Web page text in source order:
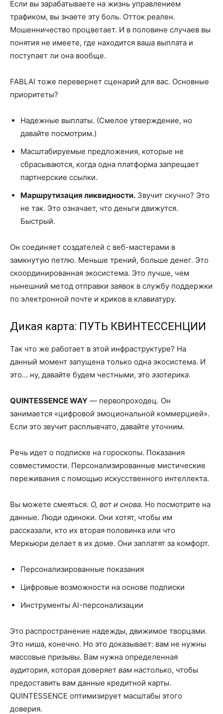
Если вы зарабатываете на жизнь управлением
трафиком, вы знаете эту боль. Отток реален.
Мошенничество процветает. И в половине случаев вы
понятия не имеете, где находится ваша выплата и
поступает ли она вообще.
FABLAI тоже перевернет сценарий для вас. Основные
приоритеты?
Надежные выплаты. (Смелое утверждение, но
давайте посмотрим.)
Масштабируемые предложения, которые не
сбрасываются, когда одна платформа запрещает
партнерские ссылки.
Маршрутизация ликвидности. Звучит скучно? Это
не так. Это означает, что деньги движутся.
Быстрый.
Он соединяет создателей с веб-мастерами в
замкнутую петлю. Меньше трений, больше денег. Это
скоординированная экосистема. Это лучше, чем
нынешний метод отправки заявок в службу поддержки
по электронной почте и криков в клавиатуру.
Дикая карта: ПУТЬ КВИНТЕССЕНЦИИ
Так что же работает в этой инфраструктуре? На
данный момент запущена только одна экосистема. И
это… ну, давайте будем честными, это эзотерика.
QUINTESSENCE WAY — первопроходец. Он
занимается «цифровой эмоциональной коммерцией».
Если это звучит расплывчато, давайте уточним.
Речь идет о подписке на гороскопы. Показания
совместимости. Персонализированные мистические
переживания с помощью искусственного интеллекта.
Вы можете смеяться. О, вот и снова. Но посмотрите на
данные. Люди одиноки. Они хотят, чтобы им
рассказали, кто их вторая половинка или что
Меркьюри делает в их доме. Они заплатят за комфорт.
Персонализированные показания
Цифровые возможности на основе подписки
Инструменты AI-персонализации
Это распространение надежды, движимое творцами.
Это ниша, конечно. Но это доказывает: вам не нужны
массовые призывы. Вам нужна определенная
аудитория, которая доверяет вам настолько, чтобы
предоставить вам данные кредитной карты.
QUINTESSENCE оптимизирует масштабы этого
доверия.